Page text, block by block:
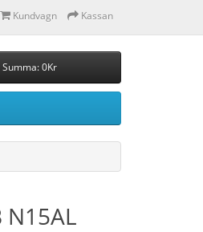
Kundvagn Kassan
Summa: 0Kr
N15AL